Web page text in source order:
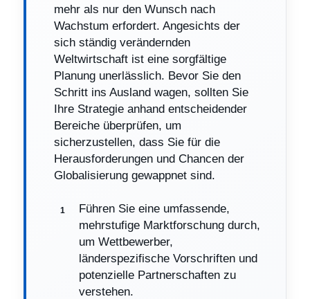
mehr als nur den Wunsch nach
Wachstum erfordert. Angesichts der
sich ständig verändernden
Weltwirtschaft ist eine sorgfältige
Planung unerlässlich. Bevor Sie den
Schritt ins Ausland wagen, sollten Sie
Ihre Strategie anhand entscheidender
Bereiche überprüfen, um
sicherzustellen, dass Sie für die
Herausforderungen und Chancen der
Globalisierung gewappnet sind.
Führen Sie eine umfassende,
mehrstufige Marktforschung durch,
um Wettbewerber,
länderspezifische Vorschriften und
potenzielle Partnerschaften zu
verstehen.